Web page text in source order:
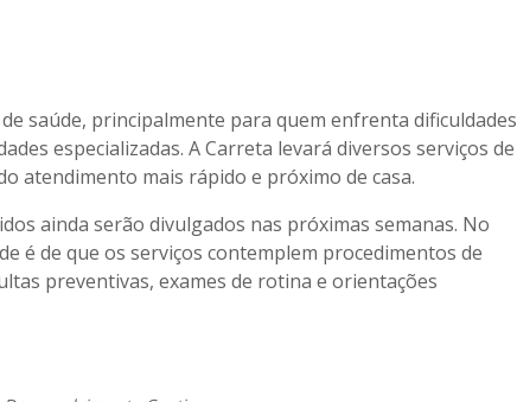
saúde, principalmente para quem enfrenta dificuldades
especializadas. A Carreta levará diversos serviços de
atendimento mais rápido e próximo de casa.
ainda serão divulgados nas próximas semanas. No
é de que os serviços contemplem procedimentos de
preventivas, exames de rotina e orientações